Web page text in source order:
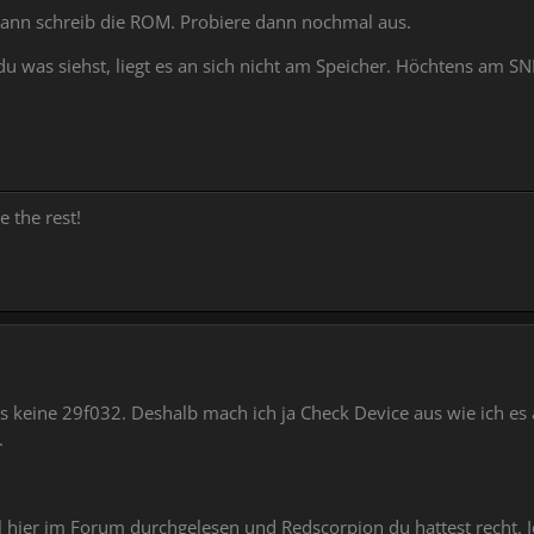
schreib die ROM. Probiere dann nochmal aus.
was siehst, liegt es an sich nicht am Speicher. Höchtens am
the rest!
keine 29f032. Deshalb mach ich ja Check Device aus wie ich
im Forum durchgelesen und Redscorpion du hattest recht.